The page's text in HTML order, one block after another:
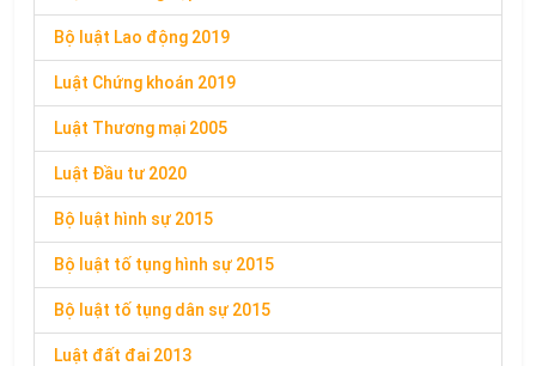
Bộ luật Lao động 2019
Luật Chứng khoán 2019
Luật Thương mại 2005
Luật Đầu tư 2020
Bộ luật hình sự 2015
Bộ luật tố tụng hình sự 2015
Bộ luật tố tụng dân sự 2015
Luật đất đai 2013